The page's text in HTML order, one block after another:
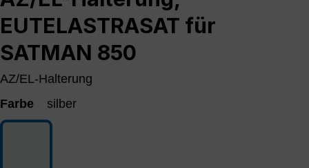
EUTELASTRASAT für
SATMAN 850
AZ/EL-Halterung
Farbe
silber